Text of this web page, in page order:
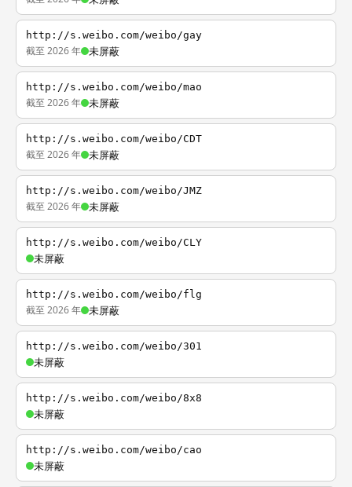
http://s.weibo.com/weibo/gay
截至 2026 年 未屏蔽
http://s.weibo.com/weibo/mao
截至 2026 年 未屏蔽
http://s.weibo.com/weibo/CDT
截至 2026 年 未屏蔽
http://s.weibo.com/weibo/JMZ
截至 2026 年 未屏蔽
http://s.weibo.com/weibo/CLY
未屏蔽
http://s.weibo.com/weibo/flg
截至 2026 年 未屏蔽
http://s.weibo.com/weibo/301
未屏蔽
http://s.weibo.com/weibo/8x8
未屏蔽
http://s.weibo.com/weibo/cao
未屏蔽